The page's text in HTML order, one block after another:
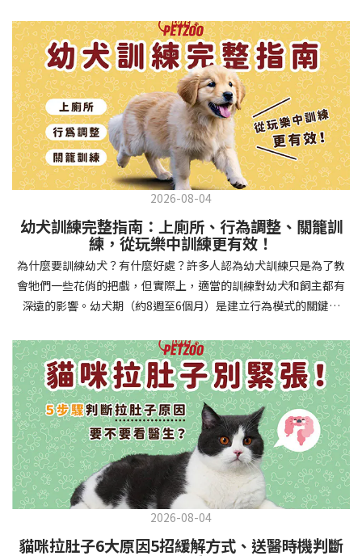
2026-08-04
幼犬訓練完整指南：上廁所、行為調整、關籠訓
練，從玩樂中訓練更有效！
為什麼要訓練幼犬？有什麼好處？許多人認為幼犬訓練只是為了教
會牠們一些花俏的把戲，但實際上，適當的訓練對幼犬和飼主都有
深遠的影響。幼犬期（約8週至6個月）是建立行為模式的關鍵時
的行為問題，並建立人犬間的健康關係。 建立安全健康的生活環境
透過基礎訓練，幼犬能學會家居規則，避免危險行為和破壞家具。
像是「不」和「放下」等指令可以阻止幼犬咬電線或誤食有害物
質，有效降低居家意外風險。規律的如廁訓練則能養成良好衛生習
慣，讓家中環境保持乾淨舒適。增強溝通與信任關係訓練過程就像
建立一種共同語言，幫助你和幼犬更好地理解彼此。當幼犬學會回
應你的指令，不只增加了互動機會，也建立了主人作為領導者的地
位。正向獎勵式訓練更能培養幼犬對你的信任感，強化情感連結，
創造更和諧的相處模式。培養社交技能與適應能力及早接觸各種環
境和刺激，能幫助幼犬成長為自信穩定的成犬。適當的社會化訓練
讓牠們學會如何與其他狗狗、動物和人類和平相處，減少恐懼或攻
2026-08-04
貓咪拉肚子6大原因5招緩解方式、送醫時機判斷